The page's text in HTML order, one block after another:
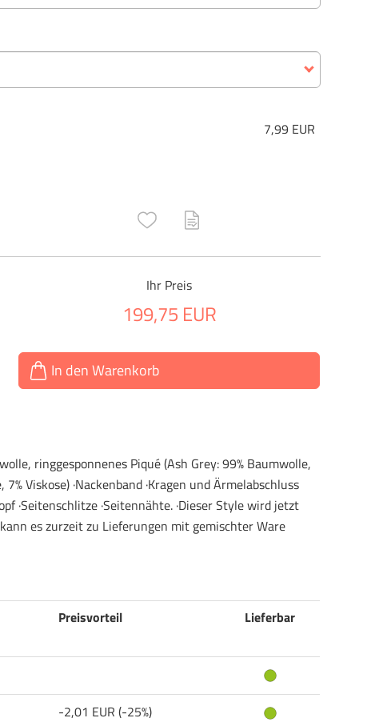
7,99 EUR
Ihr Preis
199,75 EUR
In den Warenkorb
ringgesponnenes Piqué (Ash Grey: 99% Baumwolle,
Viskose) ·Nackenband ·Kragen und Ärmelabschluss
·Seitenschlitze ·Seitennähte. ·Dieser Style wird jetzt
es zurzeit zu Lieferungen mit gemischter Ware
Preisvorteil Lieferbar
-2,01 EUR (-25%)